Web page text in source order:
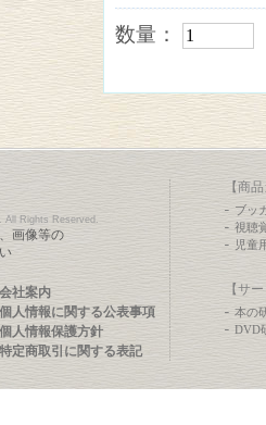
数量：
All Rights Reserved.
画像等の
会社案内
個人情報に関する公表事項
個人情報保護方針
特定商取引に関する表記
【商
ブッ
視聴
児童
【サ
本の
DVD